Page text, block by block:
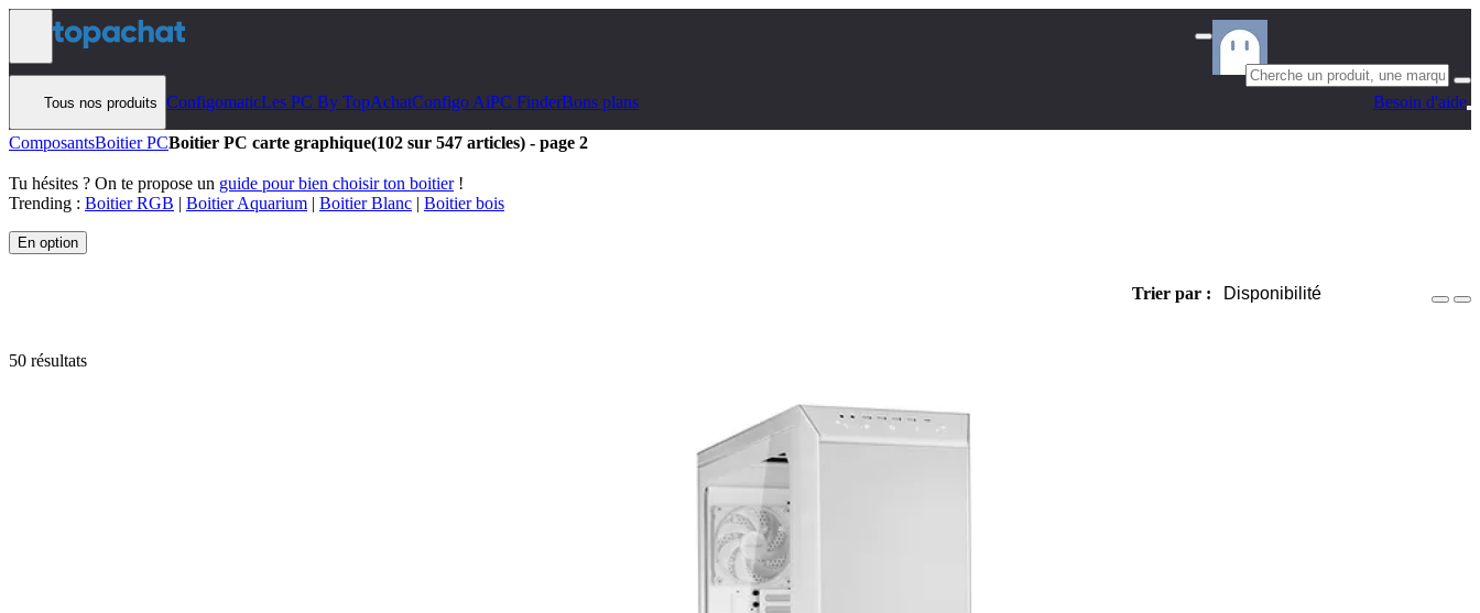
Aller au contenu
Tous nos produits ConfigomaticLes PC By TopAchatConfigo AiPC FinderBons plans Besoin d'aide
ComposantsBoitier PCBoitier PC carte graphique(102 sur 547 articles) - page 2
Tu hésites ? On te propose un guide pour bien choisir ton boitier!
Trending : Boitier RGB | Boitier Aquarium | Boitier Blanc | Boitier bois
En option
Trier par : Disponibilité
50 résultats